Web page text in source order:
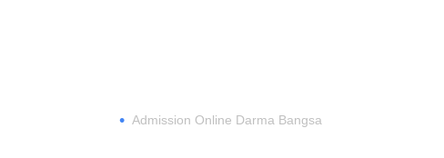
• Admission Online Darma Bangsa